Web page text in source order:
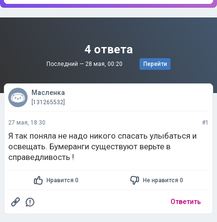
4 ответа
Последний — 28 мая, 00:20 Перейти
Масленка
[131265532]
27 мая, 18:30 #1
Я так поняла не надо никого спасать улыбаться и
освещать. Бумеранги существуют верьте в
справедливость !
Нравится 0 Не нравится 0
Ответить